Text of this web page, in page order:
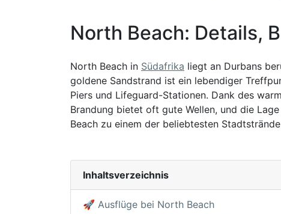
North Beach: Details,
North Beach in Südafrika liegt an Durbans
goldene Sandstrand ist ein lebendiger
Piers und Lifeguard-Stationen. Dank des
Brandung bietet oft gute Wellen, und die
Beach zu einem der beliebtesten
Inhaltsverzeichnis
🚀 Ausflüge bei North Beach